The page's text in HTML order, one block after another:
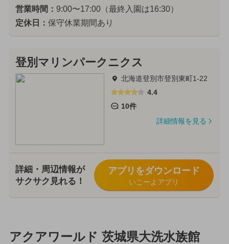
営業時間： 9:00〜17:00（最終入園は16:30）
定休日： 保守休業期間あり
登別マリンパークニクス
北海道登別市登別東町1-22
4.4
10件
詳細情報を見る
詳細・周辺情報が
サクサク見れる！
アプリをダウンロード
いこーよアプリ
アクアワールド 茨城県大洗水族館